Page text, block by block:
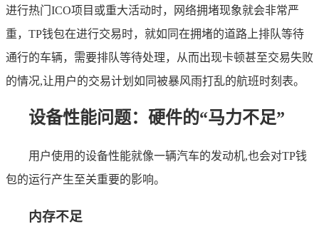
进行热门ICO项目或重大活动时，网络拥堵现象就会非常严
重，TP钱包在进行交易时，就如同在拥堵的道路上排队等待
通行的车辆，需要排队等待处理，从而出现卡顿甚至交易失败
的情况,让用户的交易计划如同被暴风雨打乱的航班时刻表。
设备性能问题：硬件的“马力不足”
用户使用的设备性能就像一辆汽车的发动机,也会对TP钱
包的运行产生至关重要的影响。
内存不足